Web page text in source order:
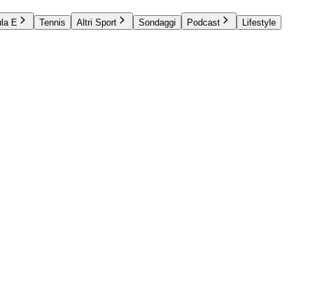
E Tennis Altri Sport Sondaggi Podcast Lifestyle